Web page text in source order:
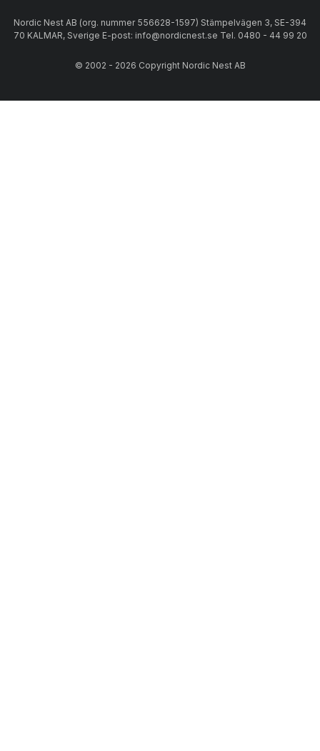
Nordic Nest AB (org. nummer 556628-1597) Stämpelvägen 3, SE-394
70 KALMAR, Sverige E-post: info@nordicnest.se Tel. 0480 - 44 99 20
© 2002 - 2026 Copyright Nordic Nest AB